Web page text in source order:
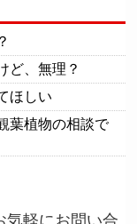
ど、無理？
ほしい
葉植物の相談で